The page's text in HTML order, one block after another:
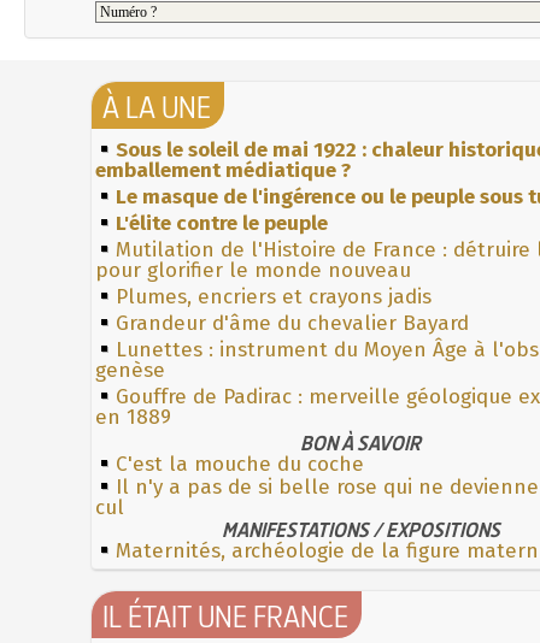
À LA UNE
Sous le soleil de mai 1922 : chaleur
emballement médiatique ?
Le masque de l'ingérence ou le peuple sous
L'élite contre le peuple
Mutilation de l'Histoire de France : détruire
pour glorifier le monde nouveau
Plumes, encriers et crayons jadis
Grandeur d'âme du chevalier Bayard
Lunettes : instrument du Moyen Âge à
genèse
Gouffre de Padirac : merveille géologique
en 1889
BON À SAVOIR
C'est la mouche du coche
Il n'y a pas de si belle rose qui ne
cul
MANIFESTATIONS / EXPOSITIONS
Maternités, archéologie de la figure
IL ÉTAIT UNE FRANCE